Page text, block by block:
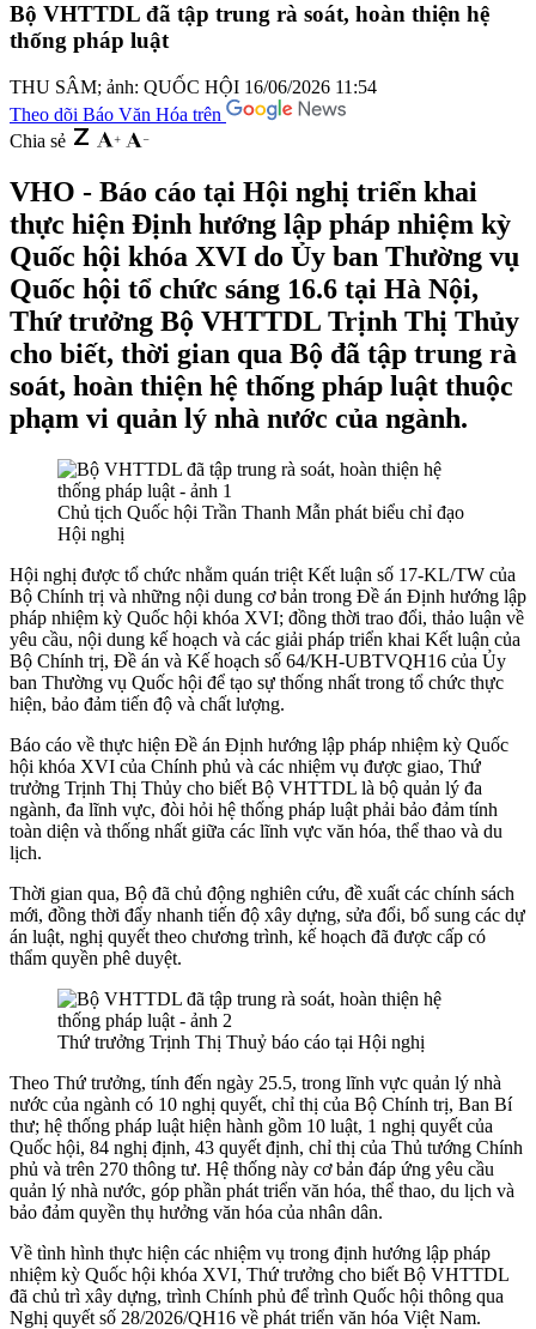
Bộ VHTTDL đã tập trung rà soát, hoàn thiện hệ
thống pháp luật
THU SÂM; ảnh: QUỐC HỘI 16/06/2026 11:54
Theo dõi Báo Văn Hóa trên
Chia sẻ
VHO - Báo cáo tại Hội nghị triển khai
thực hiện Định hướng lập pháp nhiệm kỳ
Quốc hội khóa XVI do Ủy ban Thường vụ
Quốc hội tổ chức sáng 16.6 tại Hà Nội,
Thứ trưởng Bộ VHTTDL Trịnh Thị Thủy
cho biết, thời gian qua Bộ đã tập trung rà
soát, hoàn thiện hệ thống pháp luật thuộc
phạm vi quản lý nhà nước của ngành.
Chủ tịch Quốc hội Trần Thanh Mẫn phát biểu chỉ đạo
Hội nghị
Hội nghị được tổ chức nhằm quán triệt Kết luận số 17-KL/TW của
Bộ Chính trị và những nội dung cơ bản trong Đề án Định hướng lập
pháp nhiệm kỳ Quốc hội khóa XVI; đồng thời trao đổi, thảo luận về
yêu cầu, nội dung kế hoạch và các giải pháp triển khai Kết luận của
Bộ Chính trị, Đề án và Kế hoạch số 64/KH-UBTVQH16 của Ủy
ban Thường vụ Quốc hội để tạo sự thống nhất trong tổ chức thực
hiện, bảo đảm tiến độ và chất lượng.
Báo cáo về thực hiện Đề án Định hướng lập pháp nhiệm kỳ Quốc
hội khóa XVI của Chính phủ và các nhiệm vụ được giao, Thứ
trưởng Trịnh Thị Thủy cho biết Bộ VHTTDL là bộ quản lý đa
ngành, đa lĩnh vực, đòi hỏi hệ thống pháp luật phải bảo đảm tính
toàn diện và thống nhất giữa các lĩnh vực văn hóa, thể thao và du
lịch.
Thời gian qua, Bộ đã chủ động nghiên cứu, đề xuất các chính sách
mới, đồng thời đẩy nhanh tiến độ xây dựng, sửa đổi, bổ sung các dự
án luật, nghị quyết theo chương trình, kế hoạch đã được cấp có
thẩm quyền phê duyệt.
Thứ trưởng Trịnh Thị Thuỷ báo cáo tại Hội nghị
Theo Thứ trưởng, tính đến ngày 25.5, trong lĩnh vực quản lý nhà
nước của ngành có 10 nghị quyết, chỉ thị của Bộ Chính trị, Ban Bí
thư; hệ thống pháp luật hiện hành gồm 10 luật, 1 nghị quyết của
Quốc hội, 84 nghị định, 43 quyết định, chỉ thị của Thủ tướng Chính
phủ và trên 270 thông tư. Hệ thống này cơ bản đáp ứng yêu cầu
quản lý nhà nước, góp phần phát triển văn hóa, thể thao, du lịch và
bảo đảm quyền thụ hưởng văn hóa của nhân dân.
Về tình hình thực hiện các nhiệm vụ trong định hướng lập pháp
nhiệm kỳ Quốc hội khóa XVI, Thứ trưởng cho biết Bộ VHTTDL
đã chủ trì xây dựng, trình Chính phủ để trình Quốc hội thông qua
Nghị quyết số 28/2026/QH16 về phát triển văn hóa Việt Nam.